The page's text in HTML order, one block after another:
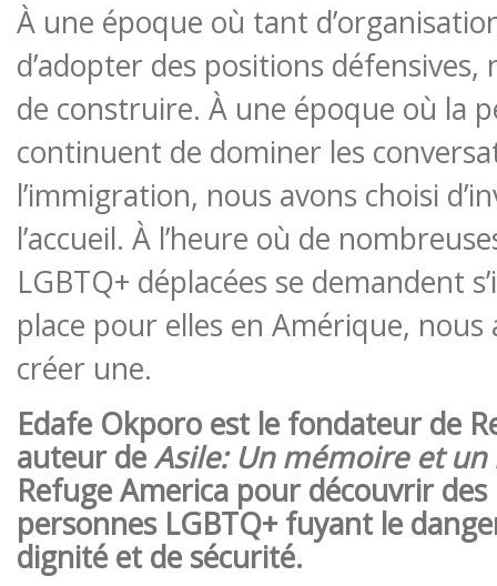
À une époque où tant
d’adopter des positions défensives,
de construire. À une époque où la
continuent de dominer les
l’immigration, nous avons choisi
l’accueil. À l’heure où de
LGBTQ+ déplacées se demandent
place pour elles en Amérique, nous
créer une.
Edafe Okporo est le fondateur de
auteurdeAsile: Un mémoire et
Refuge America pour découvrir
personnes LGBTQ+ fuyant le
dignité et de sécurité.